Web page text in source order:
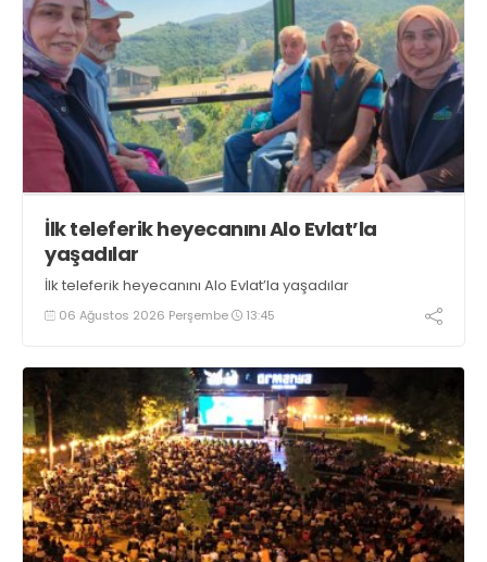
İlk teleferik heyecanını Alo Evlat’la
yaşadılar
İlk teleferik heyecanını Alo Evlat’la yaşadılar
06 Ağustos 2026 Perşembe 13:45